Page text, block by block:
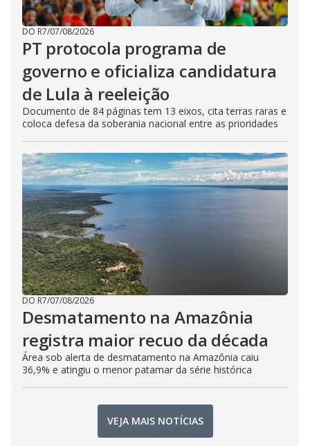
DO R7/07/08/2026
PT protocola programa de
governo e oficializa candidatura
de Lula à reeleição
Documento de 84 páginas tem 13 eixos, cita terras raras e
coloca defesa da soberania nacional entre as prioridades
DO R7/07/08/2026
Desmatamento na Amazônia
registra maior recuo da década
Área sob alerta de desmatamento na Amazônia caiu
36,9% e atingiu o menor patamar da série histórica
VEJA MAIS NOTÍCIAS